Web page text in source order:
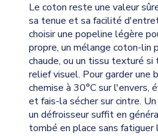
Le coton reste une valeur
sa tenue et sa facilité
choisir une popeline légère
propre, un mélange coton-lin
chaude, ou un tissu texturé si
relief visuel. Pour garder une
chemise à 30°C sur l'envers,
et fais-la sécher sur cintre.
un défroisseur suffit en
tombé en place sans fatiguer